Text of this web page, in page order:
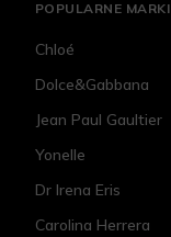
POPULARNE MARKI
Chloé
Dolce&Gabbana
Jean Paul Gaultier
Yonelle
Dr Irena Eris
Carolina Herrera